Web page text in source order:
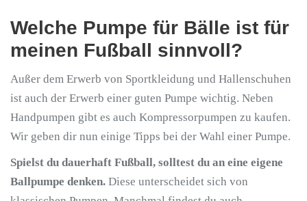
Welche Pumpe für Bälle ist für
meinen Fußball sinnvoll?
Außer dem Erwerb von Sportkleidung und Hallenschuhen
ist auch der Erwerb einer guten Pumpe wichtig. Neben
Handpumpen gibt es auch Kompressorpumpen zu kaufen.
Wir geben dir nun einige Tipps bei der Wahl einer Pumpe.
Spielst du dauerhaft Fußball, solltest du an eine eigene
Ballpumpe denken. Diese unterscheidet sich von